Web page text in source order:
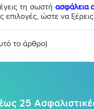
τη σωστή ασφάλεια
επιλογές, ώστε να
το άρθρο)
25